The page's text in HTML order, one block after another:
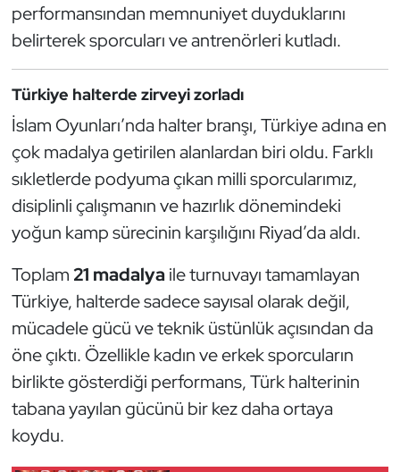
performansından memnuniyet duyduklarını
belirterek sporcuları ve antrenörleri kutladı.
Türkiye halterde zirveyi zorladı
İslam Oyunları’nda halter branşı, Türkiye adına en
çok madalya getirilen alanlardan biri oldu. Farklı
sıkletlerde podyuma çıkan milli sporcularımız,
disiplinli çalışmanın ve hazırlık dönemindeki
yoğun kamp sürecinin karşılığını Riyad’da aldı.
Toplam 21 madalyaile turnuvayı tamamlayan
Türkiye, halterde sadece sayısal olarak değil,
mücadele gücü ve teknik üstünlük açısından da
öne çıktı. Özellikle kadın ve erkek sporcuların
birlikte gösterdiği performans, Türk halterinin
tabana yayılan gücünü bir kez daha ortaya
koydu.
Hava Sporları
Hentbol
İşitme Engelli Sporcular
Judo ve Kuraş
Kano ve Rafting
Kayak
Kempo
Kick Boks
Kürek